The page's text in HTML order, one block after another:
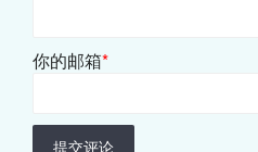
你的邮箱*
提交评论